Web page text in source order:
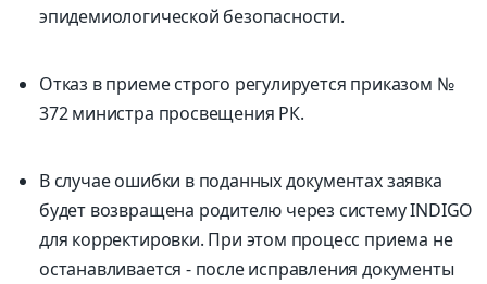
эпидемиологической безопасности.
Отказ в приеме строго регулируется приказом №
372 министра просвещения РК.
В случае ошибки в поданных документах заявка
будет возвращена родителю через систему INDIGO
для корректировки. При этом процесс приема не
останавливается - после исправления документы